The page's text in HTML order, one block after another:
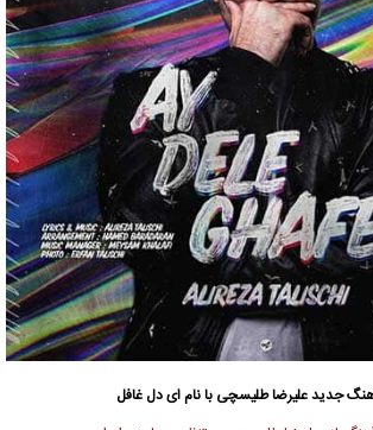
جدیدعلیرضا طلیسچی با نام ای دل غافل